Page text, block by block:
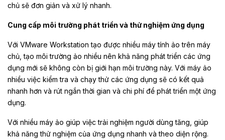
chủ sẽ đơn giản và xử lý nhanh.
Cung cấp môi trường phát triển và thử nghiệm ứng dụng
Với VMware Workstation tạo được nhiều máy tính ảo trên máy
chủ, tạo môi trường ảo nhiều nên khả năng phát triển các ứng
dụng mới sẽ không còn bị giới hạn môi trường này. Với máy ảo
nhiều việc kiểm tra và chạy thử các ứng dụng sẽ có kết quả
nhanh hơn và rút ngắn thời gian và chi phí để phát triển một ứng
dụng.
Với nhiều máy ảo giúp việc trải nghiệm người dùng tăng, giúp
khả năng thử nghiệm của ứng dụng nhanh và theo diện rộng.